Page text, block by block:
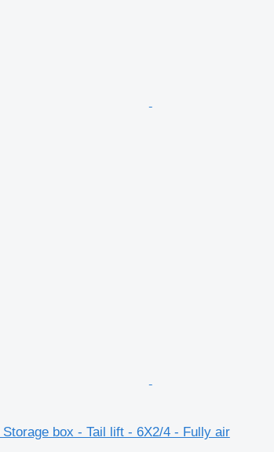
box - Tail lift - 6X2/4 - Fully air